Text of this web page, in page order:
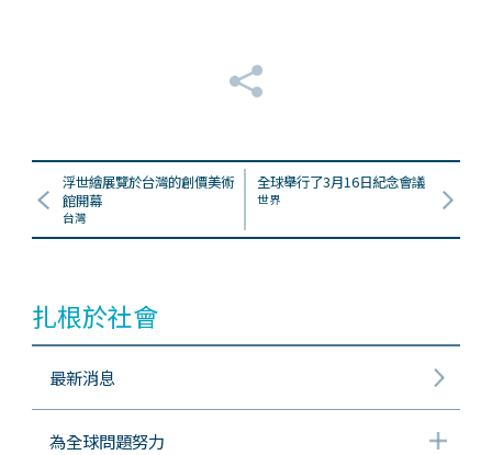
浮世繪展覽於台灣的創價美術
館開幕
台灣
全球舉行了3月16日紀念會議
世界
扎根於社會
最新消息
為全球問題努力